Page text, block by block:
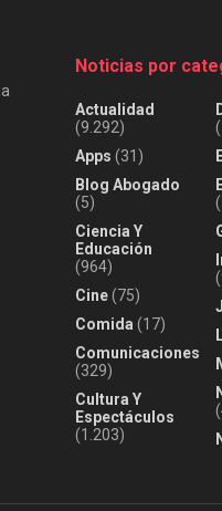
Noticias por
Actualidad
(9.292)
Apps (31)
Blog Abogado
(5)
Ciencia Y
Educación
(964)
Cine(75)
Comida (17)
Comunicaciones
(329)
Cultura Y
Espectáculos
(1.203)